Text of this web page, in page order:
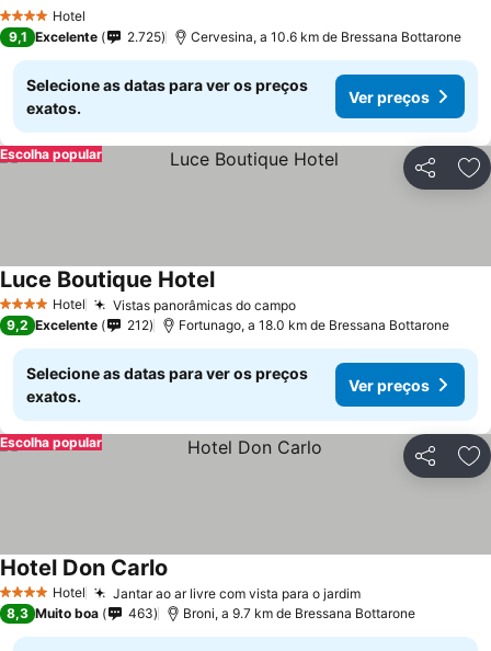
4 EstrelasHotel
9,1 Excelente 2.725 Cervesina, a 10.6 km de Bressana Bottarone
Selecione as datas para ver os preços
exatos.
Ver preços
Partilhar
Escolha popular
4 EstrelasHotel Vistas panorâmicas do campo
Luce Boutique Hotel
9,2 Excelente 212 Fortunago, a 18.0 km de Bressana Bottarone
Selecione as datas para ver os preços
exatos.
Ver preços
Partilhar
Escolha popular
4 EstrelasHotel Jantar ao ar livre com vista para o jardim
Hotel Don Carlo
8,3 Muito boa 463 Broni, a 9.7 km de Bressana Bottarone